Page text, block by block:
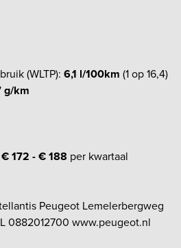
(WLTP): 6,1 l/100km (1 op 16,4)
g/km
€ 172 - € 188 per kwartaal
Peugeot Lemelerbergweg
0882012700 www.peugeot.nl